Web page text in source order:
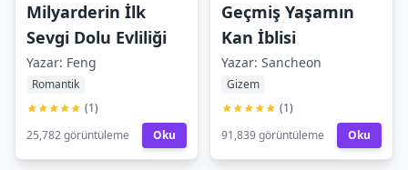
Milyarderin İlk
Sevgi Dolu Evliliği
Yazar: Feng
Romantik
(1)
25,782 görüntüleme
Oku
Geçmiş Yaşamın
Kan İblisi
Yazar: Sancheon
Gizem
(1)
91,839 görüntüleme
Oku